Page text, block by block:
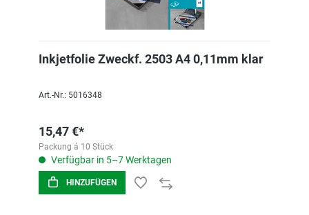
Inkjetfolie Zweckf. 2503 A4 0,11mm klar
Art.-Nr.: 5016348
15,47 €*
Packung á 10 Stück
Verfügbar in 5–7 Werktagen
HINZUFÜGEN